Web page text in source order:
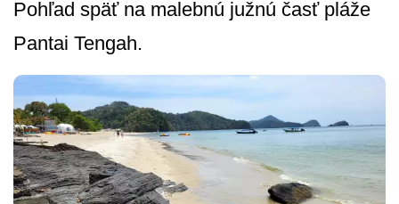
Pohľad späť na malebnú južnú časť pláže
Pantai Tengah.